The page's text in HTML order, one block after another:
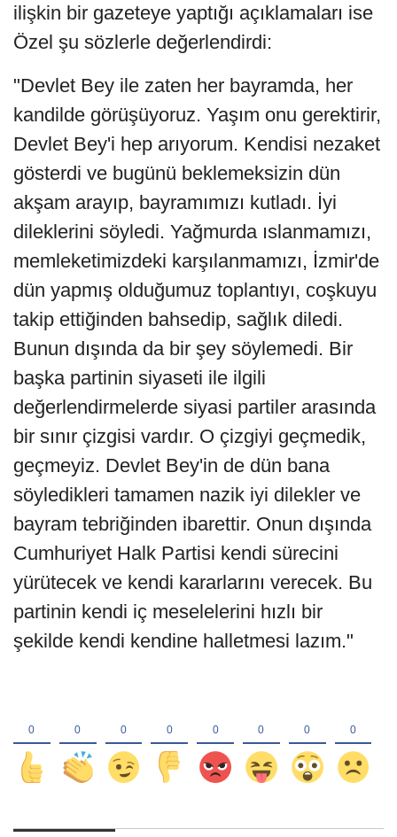
ilişkin bir gazeteye yaptığı açıklamaları ise
Özel şu sözlerle değerlendirdi:
"Devlet Bey ile zaten her bayramda, her
kandilde görüşüyoruz. Yaşım onu gerektirir,
Devlet Bey'i hep arıyorum. Kendisi nezaket
gösterdi ve bugünü beklemeksizin dün
akşam arayıp, bayramımızı kutladı. İyi
dileklerini söyledi. Yağmurda ıslanmamızı,
memleketimizdeki karşılanmamızı, İzmir'de
dün yapmış olduğumuz toplantıyı, coşkuyu
takip ettiğinden bahsedip, sağlık diledi.
Bunun dışında da bir şey söylemedi. Bir
başka partinin siyaseti ile ilgili
değerlendirmelerde siyasi partiler arasında
bir sınır çizgisi vardır. O çizgiyi geçmedik,
geçmeyiz. Devlet Bey'in de dün bana
söyledikleri tamamen nazik iyi dilekler ve
bayram tebriğinden ibarettir. Onun dışında
Cumhuriyet Halk Partisi kendi sürecini
yürütecek ve kendi kararlarını verecek. Bu
partinin kendi iç meselelerini hızlı bir
şekilde kendi kendine halletmesi lazım."